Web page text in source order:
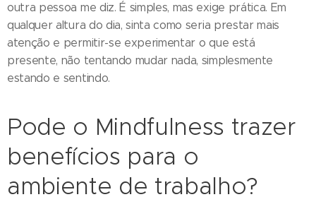
outra pessoa me diz. É simples, mas exige prática. Em
qualquer altura do dia, sinta como seria prestar mais
atenção e permitir-se experimentar o que está
presente, não tentando mudar nada, simplesmente
estando e sentindo.
Pode o Mindfulness trazer
benefícios para o
ambiente de trabalho?